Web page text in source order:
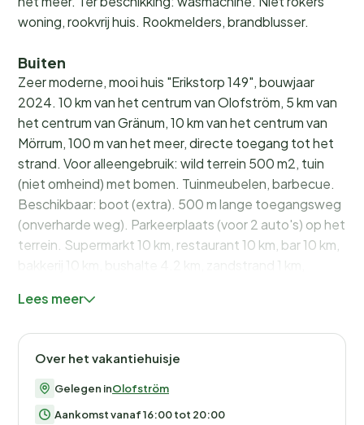
woning, rookvrij huis. Rookmelders, brandblusser.
Buiten
Zeer moderne, mooi huis "Erikstorp 149", bouwjaar
2024. 10 km van het centrum van Olofström, 5 km van
het centrum van Gränum, 10 km van het centrum van
Mörrum, 100 m van het meer, directe toegang tot het
strand. Voor alleengebruik: wild terrein 500 m2, tuin
(niet omheind) met bomen. Tuinmeubelen, barbecue.
Beschikbaar: boot (extra). 500 m lange toegangsweg
(onverharde weg). Parkeerplaats (voor 2 auto's) op het
terrein. Supermarkt 10 km, restaurant 10 km, bar 10 km,
bakkerij 10 km, bushalte 4.2 km, zandstrand 1 km,
Lees meer
Over het vakantiehuisje
Gelegen inOlofström
Aankomst vanaf 16:00 tot 20:00